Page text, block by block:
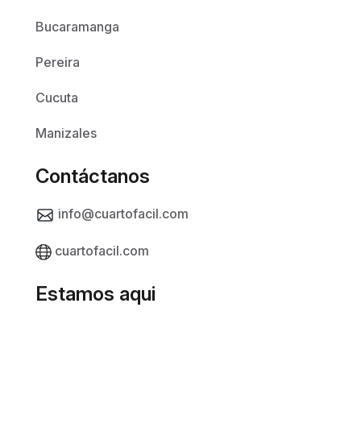
Bucaramanga
Pereira
Cucuta
Manizales
Contáctanos
info@cuartofacil.com
cuartofacil.com
Estamos aqui